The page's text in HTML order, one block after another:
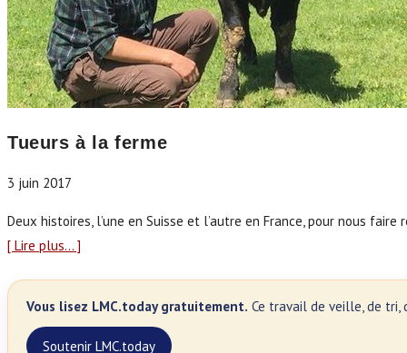
Tueurs à la ferme
3 juin 2017
Deux histoires, l’une en Suisse et l’autre en France, pour nous
[ Lire plus… ]
Vous lisez LMC.today gratuitement. Ce travail de veille, de tri,
Soutenir LMC.today